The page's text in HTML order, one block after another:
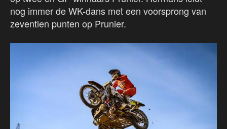
nog immer de WK-dans met een voorsprong van
zeventien punten op Prunier.